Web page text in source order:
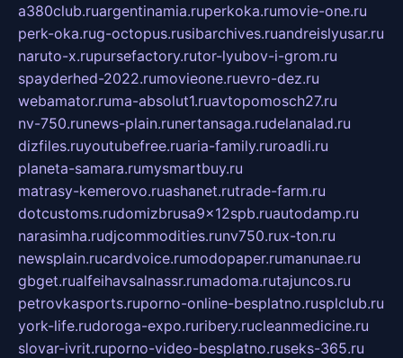
a380club.ruargentinamia.ruperkoka.rumovie-one.ru
perk-oka.rug-octopus.rusibarchives.ruandreislyusar.ru
naruto-x.rupursefactory.rutor-lyubov-i-grom.ru
spayderhed-2022.rumovieone.ruevro-dez.ru
webamator.ruma-absolut1.ruavtopomosch27.ru
nv-750.runews-plain.runertansaga.rudelanalad.ru
dizfiles.ruyoutubefree.ruaria-family.ruroadli.ru
planeta-samara.rumysmartbuy.ru
matrasy-kemerovo.ruashanet.rutrade-farm.ru
dotcustoms.rudomizbrusa9x12spb.ruautodamp.ru
narasimha.rudjcommodities.runv750.rux-ton.ru
newsplain.rucardvoice.rumodopaper.rumanunae.ru
gbget.rualfeihavsalnassr.rumadoma.rutajuncos.ru
petrovkasports.ruporno-online-besplatno.rusplclub.ru
york-life.rudoroga-expo.ruribery.rucleanmedicine.ru
slovar-ivrit.ruporno-video-besplatno.ruseks-365.ru